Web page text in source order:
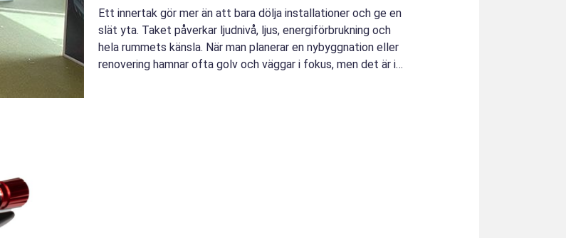
Ett innertak gör mer än att bara dölja installationer och ge en
slät yta. Taket påverkar ljudnivå, ljus, energiförbrukning och
hela rummets känsla. När man planerar en nybyggnation eller
renovering hamnar ofta golv och väggar i fokus, men det är i